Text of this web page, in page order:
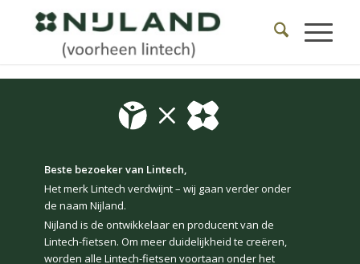
Beste bezoeker van Lintech,
Het merk Lintech verdwijnt – wij gaan verder onder
de naam Nijland.
Nijland is de ontwikkelaar en producent van de
Lintech-fietsen. Om meer duidelijkheid te creëren,
worden alle Lintech-fietsen voortaan onder het